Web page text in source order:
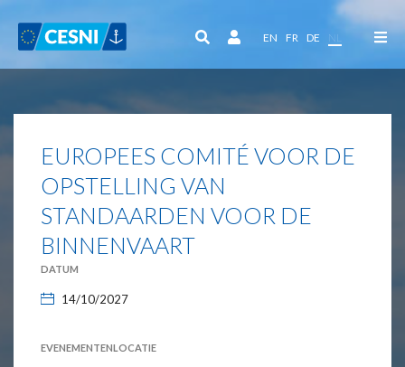
EN FR DE NL
EUROPEES COMITÉ VOOR DE
OPSTELLING VAN
STANDAARDEN VOOR DE
BINNENVAART
DATUM
14/10/2027
EVENEMENTENLOCATIE